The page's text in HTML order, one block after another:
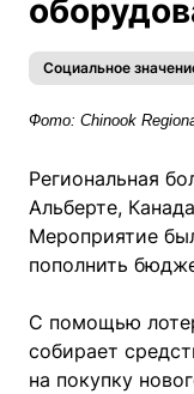
Социальное
Фото: Chinook
Региональная
Альберте,
Мероприятие
пополнить
С помощью
собирает
на покупку